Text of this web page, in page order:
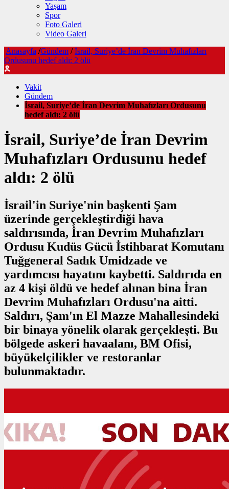
Yaşam
Spor
Foto Galeri
Video Galeri
Anasayfa /Gündem / İsrail, Suriye’de İran Devrim Muhafızları
Ordusunu hedef aldı: 2 ölü
Vakit
Gündem
İsrail, Suriye’de İran Devrim Muhafızları Ordusunu
hedef aldı: 2 ölü
İsrail, Suriye’de İran Devrim
Muhafızları Ordusunu hedef
aldı: 2 ölü
İsrail'in Suriye'nin başkenti Şam
üzerinde gerçekleştirdiği hava
saldırısında, İran Devrim Muhafızları
Ordusu Kudüs Gücü İstihbarat Komutanı
Tuğgeneral Sadık Umidzade ve
yardımcısı hayatını kaybetti. Saldırıda en
az 4 kişi öldü ve hedef alınan bina İran
Devrim Muhafızları Ordusu'na aitti.
Saldırı, Şam'ın El Mazze Mahallesindeki
bir binaya yönelik olarak gerçekleşti. Bu
bölgede askeri havaalanı, BM Ofisi,
büyükelçilikler ve restoranlar
bulunmaktadır.